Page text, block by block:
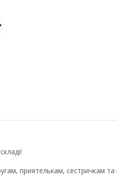
приятелькам, сестричкам та